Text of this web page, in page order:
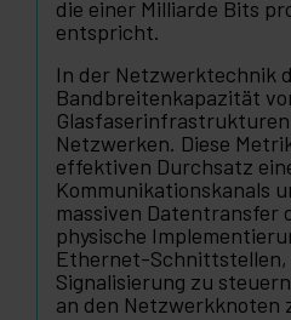
die einer Milliarde Bits
entspricht.
In der Netzwerktechnik
Bandbreitenkapazität
Netzwerken. Diese
effektiven Durchsatz
Kommunikationskanals
massiven Datentransfer
physische
Ethernet-Schnittstellen,
Signalisierung zu
an den Netzwerkknoten